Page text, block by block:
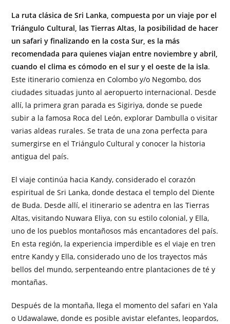
La ruta clásica de Sri Lanka, compuesta por un viaje por el
Triángulo Cultural, las Tierras Altas, la posibilidad de hacer
un safari y finalizando en la costa Sur, es la más
recomendada para quienes viajan entre noviembre y abril,
cuando el clima es cómodo en el sur y el oeste de la isla.
Este itinerario comienza en Colombo y/o Negombo, dos
ciudades situadas junto al aeropuerto internacional. Desde
allí, la primera gran parada es Sigiriya, donde se puede
subir a la famosa Roca del León, explorar Dambulla o visitar
varias aldeas rurales. Se trata de una zona perfecta para
sumergirse en el Triángulo Cultural y conocer la historia
antigua del país.
El viaje continúa hacia Kandy, considerado el corazón
espiritual de Sri Lanka, donde destaca el templo del Diente
de Buda. Desde allí, el itinerario se adentra en las Tierras
Altas, visitando Nuwara Eliya, con su estilo colonial, y Ella,
uno de los pueblos montañosos más encantadores del país.
En esta región, la experiencia imperdible es el viaje en tren
entre Kandy y Ella, considerado uno de los trayectos más
bellos del mundo, serpenteando entre plantaciones de té y
montañas.
Después de la montaña, llega el momento del safari en Yala
o Udawalawe, donde es posible avistar elefantes, leopardos,